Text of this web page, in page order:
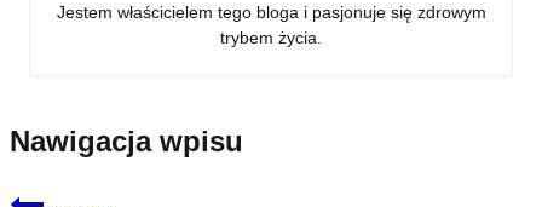
Jestem właścicielem tego bloga i pasjonuje się zdrowym
trybem życia.
Nawigacja wpisu